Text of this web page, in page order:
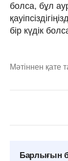
болса, бұл
бір күдік
Мәтіннен қате
Барлығын